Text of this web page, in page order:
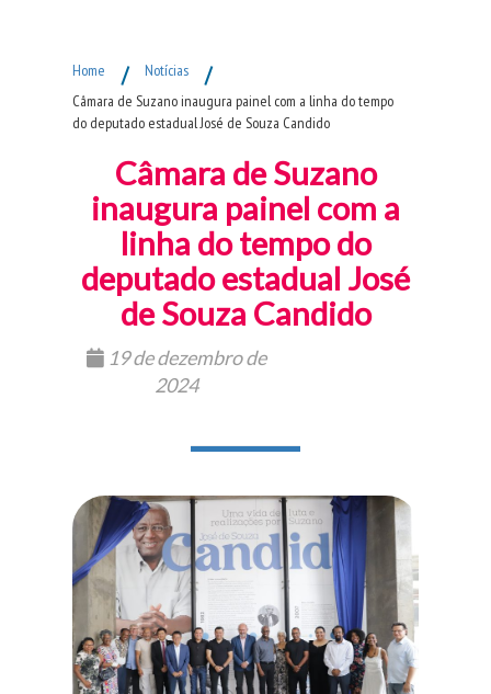
Home / Notícias /
Câmara de Suzano inaugura painel com a linha do tempo
do deputado estadual José de Souza Candido
Câmara de Suzano
inaugura painel com a
linha do tempo do
deputado estadual José
de Souza Candido
19 de dezembro de
2024